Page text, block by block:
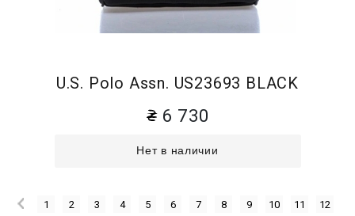
U.S. Polo Assn. US23693 BLACK
6 730
Нет в наличии
1 2 3 4 5 6 7 8 9 10 11
12